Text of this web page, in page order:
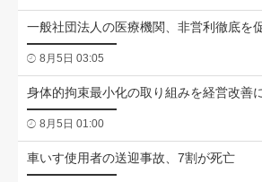
一般社団法人の医療機関、非営利徹底を
8月5日 03:05
身体的拘束最小化の取り組みを経営改善
8月5日 01:00
車いす使用者の送迎事故、7割が死亡